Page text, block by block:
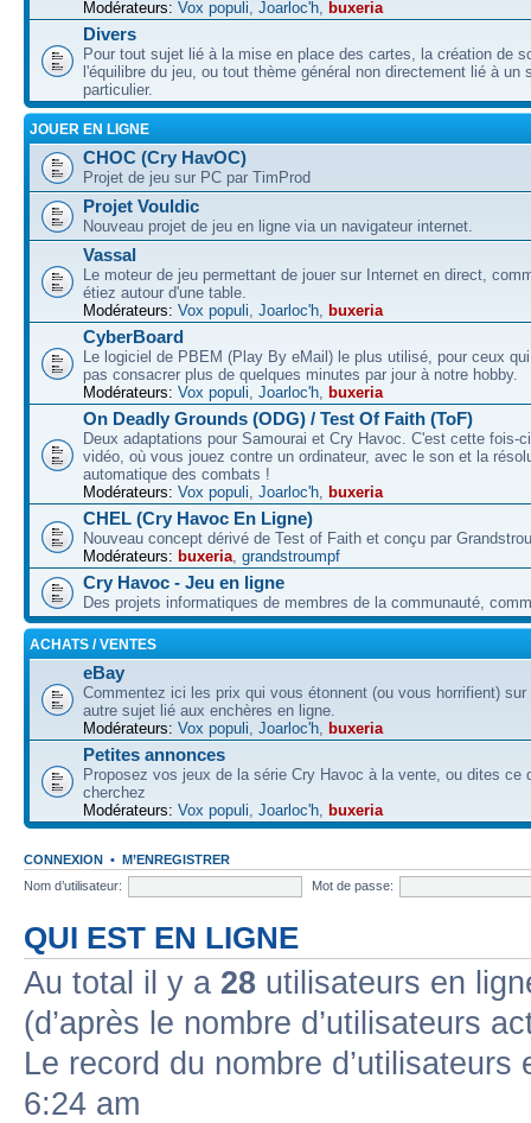
Modérateurs: Vox populi, Joarloc'h, buxeria
Divers
Pour tout sujet lié à la mise en place des cartes, la création de
l'équilibre du jeu, ou tout thème général non directement lié à un
particulier.
JOUER EN LIGNE
CHOC (Cry HavOC)
Projet de jeu sur PC par TimProd
Projet Vouldic
Nouveau projet de jeu en ligne via un navigateur internet.
Vassal
Le moteur de jeu permettant de jouer sur Internet en direct,
étiez autour d'une table.
Modérateurs: Vox populi, Joarloc'h, buxeria
CyberBoard
Le logiciel de PBEM (Play By eMail) le plus utilisé, pour ceux
pas consacrer plus de quelques minutes par jour à notre hobby.
Modérateurs: Vox populi, Joarloc'h, buxeria
On Deadly Grounds (ODG) / Test Of Faith (ToF)
Deux adaptations pour Samourai et Cry Havoc. C'est cette fois-
vidéo, où vous jouez contre un ordinateur, avec le son et la
automatique des combats !
Modérateurs: Vox populi, Joarloc'h, buxeria
CHEL (Cry Havoc En Ligne)
Nouveau concept dérivé de Test of Faith et conçu par
Modérateurs: buxeria, grandstroumpf
Cry Havoc - Jeu en ligne
Des projets informatiques de membres de la communauté,
ACHATS / VENTES
eBay
Commentez ici les prix qui vous étonnent (ou vous horrifient)
autre sujet lié aux enchères en ligne.
Modérateurs: Vox populi, Joarloc'h, buxeria
Petites annonces
Proposez vos jeux de la série Cry Havoc à la vente, ou dites ce
cherchez
Modérateurs: Vox populi, Joarloc'h, buxeria
CONNEXION • M’ENREGISTRER
Nom d’utilisateur:
Mot de passe:
QUI EST EN LIGNE
Au total il y a 28 utilisateurs en
(d’après le nombre d’utilisateurs
Le record du nombre
6:24 am